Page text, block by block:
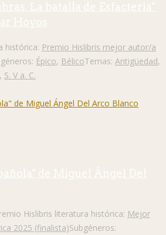
La batalla de Esfacteria"
Hoyos
histórica: Premio Hislibris mejor autor/a
Épico, BélicoTemas: Antigüedad,
, S. V a. C.
de Miguel Ángel Del
Hislibris literatura histórica: Mejor
2025 (finalista)Subgéneros: